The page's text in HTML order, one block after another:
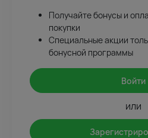
Получайте бонусы и
покупки
Специальные акции
бонусной программы
Войти
или